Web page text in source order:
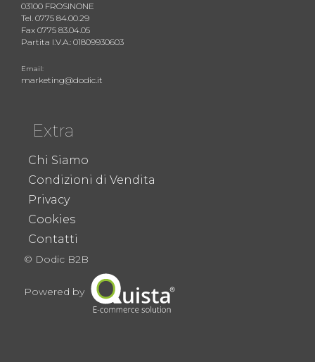
03100 FROSINONE
Tel. 0775 84.00.29
Fax 0775 83.04.05
Partita I.V.A.: 01809930603
Email:
marketing@dodic.it
Extra
Chi Siamo
Condizioni di Vendita
Privacy
Cookies
Contatti
© Dodic B2B
Powered by